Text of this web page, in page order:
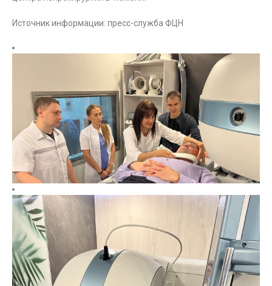
Источник информации: пресс-служба ФЦН